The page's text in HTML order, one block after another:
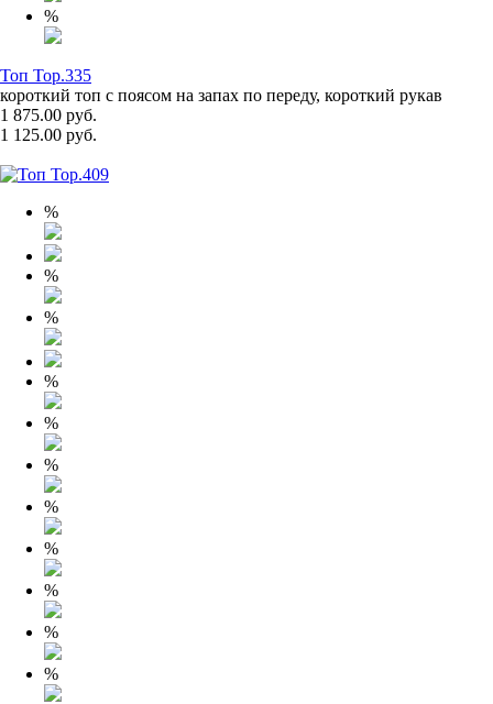
%
Топ Top.335
короткий топ с поясом на запах по переду, короткий рукав
1 875.00 руб.
1 125.00 руб.
%
%
%
%
%
%
%
%
%
%
%